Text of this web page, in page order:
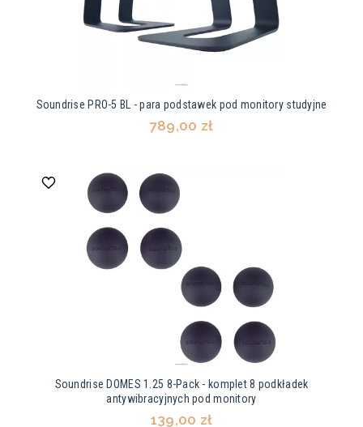
Soundrise PRO-5 BL - para podstawek pod monitory studyjne
789,00 zł
Soundrise DOMES 1.25 8-Pack - komplet 8 podkładek
antywibracyjnych pod monitory
139,00 zł